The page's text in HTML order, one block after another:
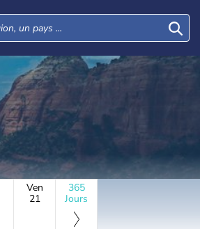
Ven
21
365
Jours